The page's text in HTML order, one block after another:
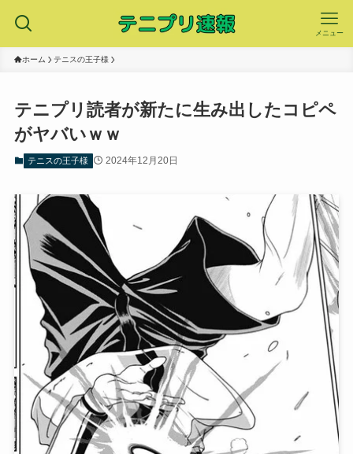
メニュー
ホーム テニスの王子様
テニプリ読者が新たに生み出したコピペ
がヤバいｗｗ
テニスの王子様 2024年12月20日